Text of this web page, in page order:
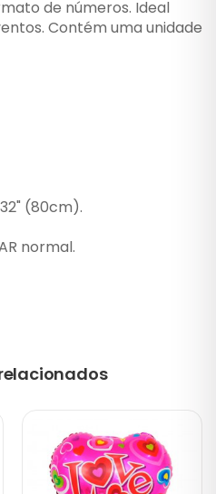
de números. Ideal
Contém uma unidade
(80cm).
normal.